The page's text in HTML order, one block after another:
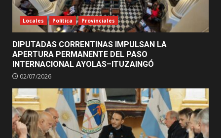
Locales Política Provinciales
DIPUTADAS CORRENTINAS IMPULSAN LA
APERTURA PERMANENTE DEL PASO
INTERNACIONAL AYOLAS–ITUZAINGÓ
02/07/2026